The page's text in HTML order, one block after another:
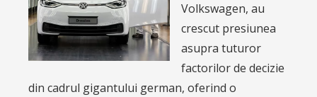
Volkswagen, au
crescut presiunea
asupra tuturor
factorilor de decizie
din cadrul gigantului german, oferind o